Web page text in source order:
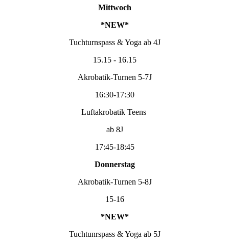
Mittwoch
*NEW*
Tuchturnspass & Yoga ab 4J
15.15 - 16.15
Akrobatik-Turnen 5-7J
16:30-17:30
Luftakrobatik Teens
ab 8J
17:45-18:45
Donnerstag
Akrobatik-Turnen 5-8J
15-16
*NEW*
Tuchtunrspass & Yoga ab 5J